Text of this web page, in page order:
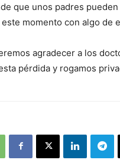
que unos padres
momento con algo de
agradecer a los
pérdida y rogamos